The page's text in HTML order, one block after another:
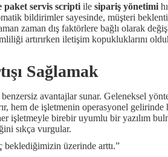
paket servis scripti ile sipariş yönetimi
bildirimler sayesinde, müşteri
zaman dış faktörlere bağlı olarak
artırırken iletişim kopukluklarını
Sağlamak
avantajlar sunar. Geleneksel
hem de işletmenin operasyonel
işletmeyle birebir uyumlu bir yazılım
sıkça vurgular.
üzerinde arttı.”